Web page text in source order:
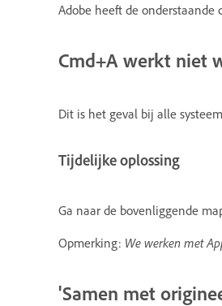
Adobe heeft de onderstaande
Cmd+A werkt niet
Dit is het geval bij alle
Tijdelijke oplossing
Ga naar de bovenliggende
Opmerking: We werken met
'Samen met